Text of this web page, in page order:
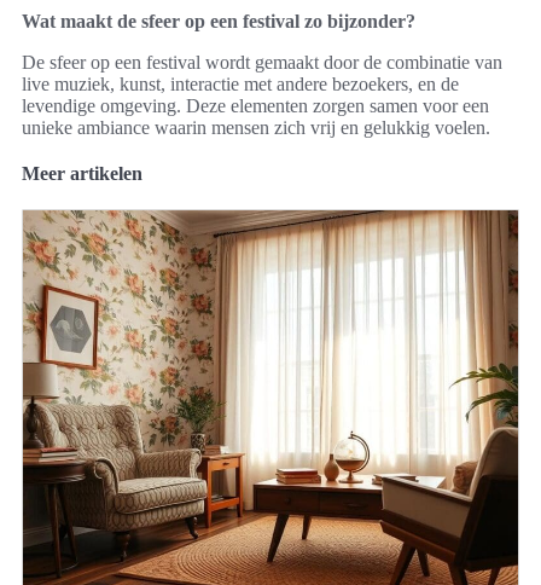
Wat maakt de sfeer op een festival zo bijzonder?
De sfeer op een festival wordt gemaakt door de combinatie van
live muziek, kunst, interactie met andere bezoekers, en de
levendige omgeving. Deze elementen zorgen samen voor een
unieke ambiance waarin mensen zich vrij en gelukkig voelen.
Meer artikelen